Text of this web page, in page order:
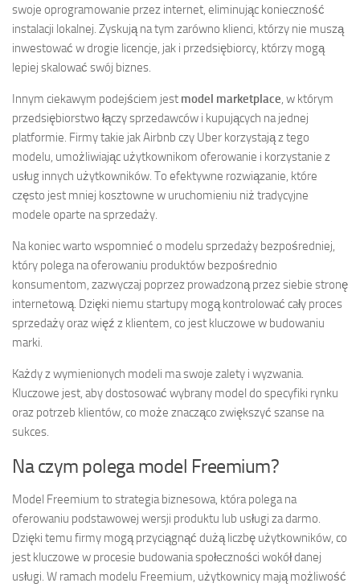
swoje oprogramowanie przez internet, eliminując konieczność
instalacji lokalnej. Zyskują na tym zarówno klienci, którzy nie muszą
inwestować w drogie licencje, jak i przedsiębiorcy, którzy mogą
lepiej skalować swój biznes.
Innym ciekawym podejściem jest model marketplace, w którym
przedsiębiorstwo łączy sprzedawców i kupujących na jednej
platformie. Firmy takie jak Airbnb czy Uber korzystają z tego
modelu, umożliwiając użytkownikom oferowanie i korzystanie z
usług innych użytkowników. To efektywne rozwiązanie, które
często jest mniej kosztowne w uruchomieniu niż tradycyjne
modele oparte na sprzedaży.
Na koniec warto wspomnieć o modelu sprzedaży bezpośredniej,
który polega na oferowaniu produktów bezpośrednio
konsumentom, zazwyczaj poprzez prowadzoną przez siebie stronę
internetową. Dzięki niemu startupy mogą kontrolować cały proces
sprzedaży oraz więź z klientem, co jest kluczowe w budowaniu
marki.
Każdy z wymienionych modeli ma swoje zalety i wyzwania.
Kluczowe jest, aby dostosować wybrany model do specyfiki rynku
oraz potrzeb klientów, co może znacząco zwiększyć szanse na
sukces.
Na czym polega model Freemium?
Model Freemium to strategia biznesowa, która polega na
oferowaniu podstawowej wersji produktu lub usługi za darmo.
Dzięki temu firmy mogą przyciągnąć dużą liczbę użytkowników, co
jest kluczowe w procesie budowania społeczności wokół danej
usługi. W ramach modelu Freemium, użytkownicy mają możliwość